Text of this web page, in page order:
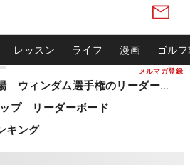
メルマガ登録
レッスン ライフ 漫画 ゴル
松山英樹ら出場 ウィンダム選手権のリーダーボード
プ リーダーボード
キング